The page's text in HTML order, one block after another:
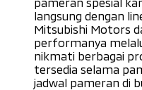
langsung dengan
Mitsubishi Motors
performanya
nikmati berbagai
tersedia selama
jadwal pameran di